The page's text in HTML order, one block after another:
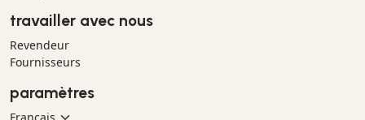
travailler avec nous
Revendeur
Fournisseurs
paramètres